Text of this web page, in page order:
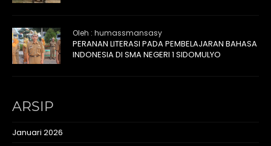
Oleh : humassmansasy
PERANAN LITERASI PADA PEMBELAJARAN BAHASA
INDONESIA DI SMA NEGERI 1 SIDOMULYO
ARSIP
Januari 2026